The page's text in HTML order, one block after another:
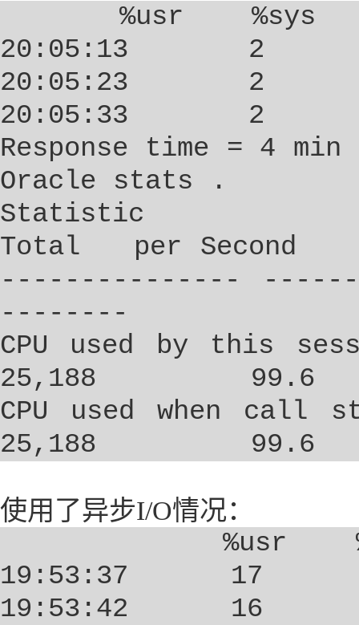
%usr
%sys
20:05:13
2
20:05:23
2
20:05:33
2
Response time = 4
Oracle stats .
Statistic
Total
per Second
---------------
--------
CPU used by this
25,188
99.6
CPU used when call
25,188
99.6
使用了异步I/O情况：
%usr
19:53:37
17
19:53:42
16